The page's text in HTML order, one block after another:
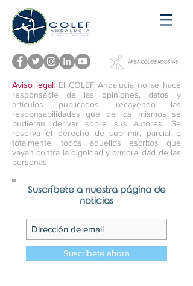
Aviso legal: El COLEF Andalucía no se hace
responsable de las opiniones, datos y
artículos publicados, recayendo las
responsabilidades que de los mismos se
pudieran derivar sobre sus autores. Se
reserva el derecho de suprimir, parcial o
totalmente, todos aquellos escritos que
vayan contra la dignidad y o/moralidad de las
personas
Suscríbete a nuestra página de
noticias
Suscríbete ahora